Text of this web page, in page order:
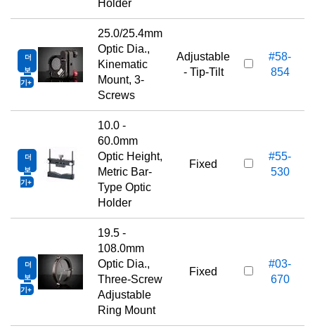
Holder
더
보
기
25.0/25.4mm
Optic Dia.,
Kinematic
Mount, 3-
Screws
Adjustable
- Tip-Tilt
#58-
854
더
보
기
10.0 -
60.0mm
Optic Height,
Metric Bar-
Type Optic
Holder
Fixed
#55-
530
더
보
기
19.5 -
108.0mm
Optic Dia.,
Three-Screw
Adjustable
Ring Mount
Fixed
#03-
670